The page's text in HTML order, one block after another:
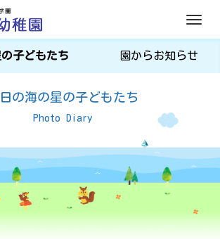
M
e
n
子どもたち 園からお知らせ
の海の星の子どもたち
Photo Diary